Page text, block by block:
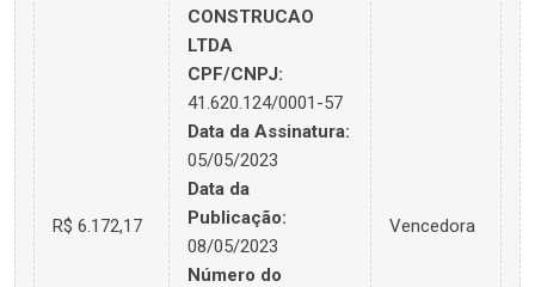
R$ 6.172,17
CONSTRUCAO
LTDA
CPF/CNPJ:
41.620.124/0001-57
Data da Assinatura:
05/05/2023
Data da
Publicação:
08/05/2023
Número do
Vencedora